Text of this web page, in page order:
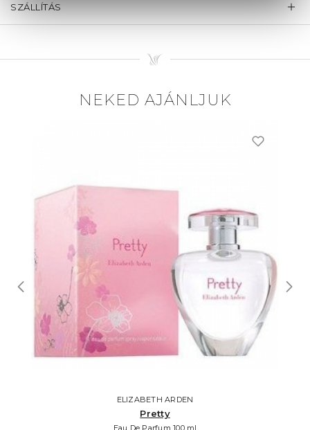
SZÁLLÍTÁS
NEKED AJÁNLJUK
ELIZABETH ARDEN
Pretty
Eau De Parfum 100 ml